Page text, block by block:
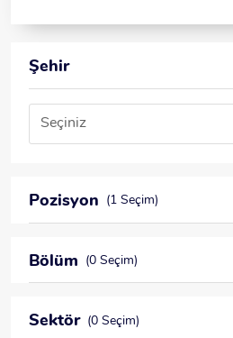
Şehir
Seçiniz
Pozisyon (1 Seçim)
Bölüm (0 Seçim)
Sektör (0 Seçim)